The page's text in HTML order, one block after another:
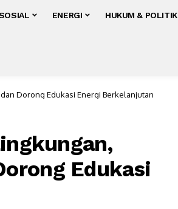
ENERGI HUKUM & POLITIK
Dorong Edukasi Energi Berkelanjutan
Edukasi